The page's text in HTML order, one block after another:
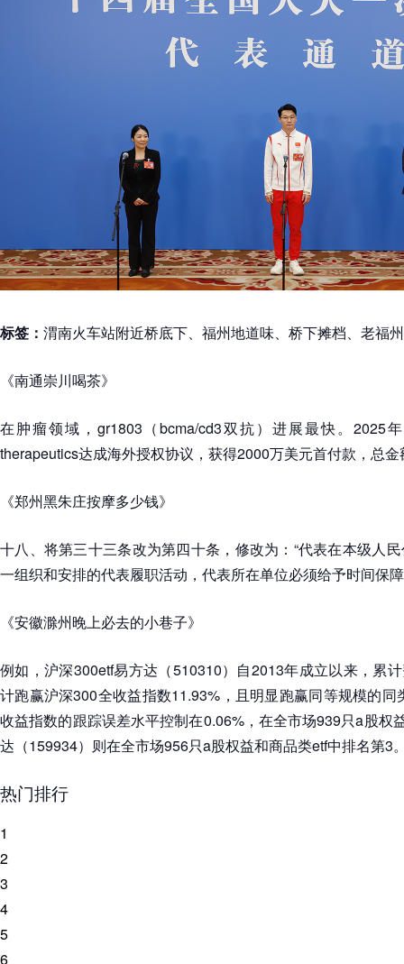
标签： 渭南火车站附近桥底下、福州地道味、桥下摊档、老福
《南通崇川喝茶》
在肿瘤领域，gr1803（bcma/cd3双抗）进展最快。2025
therapeutics达成海外授权协议，获得2000万美元首付款，总
《郑州黑朱庄按摩多少钱》
十八、将第三十三条改为第四十条，修改为：“代表在本级人
一组织和安排的代表履职活动，代表所在单位必须给予时间保
《安徽滁州晚上必去的小巷子》
例如，沪深300etf易方达（510310）自2013年成立以来，累
计跑赢沪深300全收益指数11.93%，且明显跑赢同等规模的
收益指数的跟踪误差水平控制在0.06%，在全市场939只a股权
达（159934）则在全市场956只a股权益和商品类etf中排名第3
热门排行
1
2
3
4
5
6